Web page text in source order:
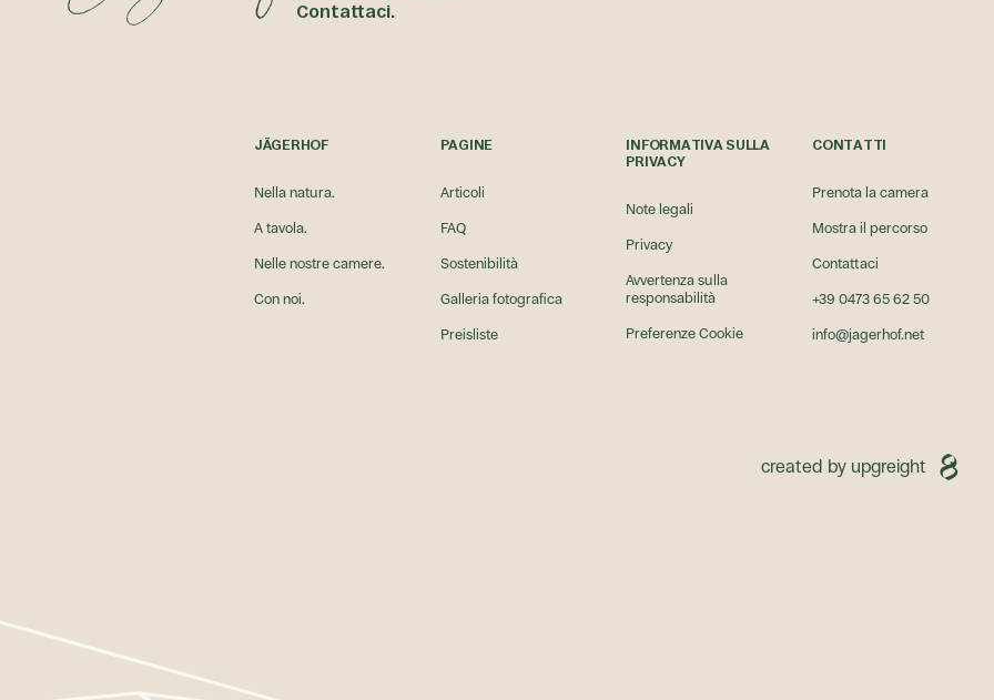
Contattaci.
JÄGERHOF
Nella natura.
A tavola.
Nelle nostre camere.
Con noi.
PAGINE
Articoli
FAQ
Sostenibilità
Galleria fotografica
Preisliste
INFORMATIVA SULLA
PRIVACY
Note legali
Privacy
Avvertenza sulla
responsabilità
Preferenze Cookie
CONTATTI
Prenota la camera
Mostra il percorso
Contattaci
+39 0473 65 62 50
info@jagerhof.net
created by upgreight